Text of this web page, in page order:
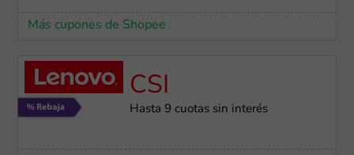
Más cupones de Shopee
CSI
Hasta 9 cuotas sin interés